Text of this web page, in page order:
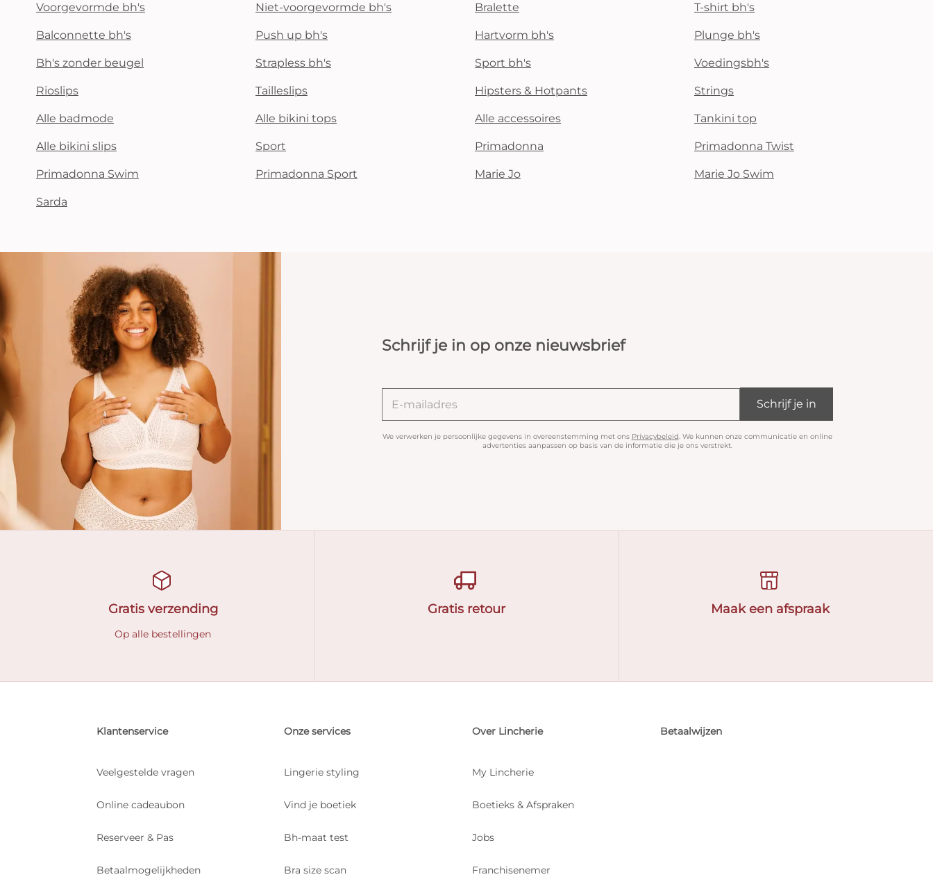
Voorgevormde bh's Niet-voorgevormde bh's Bralette T-shirt bh's
Balconnette bh's Push up bh's Hartvorm bh's Plunge bh's
Bh's zonder beugel Strapless bh's Sport bh's Voedingsbh's
Rioslips Tailleslips Hipsters & Hotpants Strings
Alle badmode Alle bikini tops Alle accessoires Tankini top
Alle bikini slips Sport Primadonna Primadonna Twist
Primadonna Swim Primadonna Sport Marie Jo Marie Jo Swim
Sarda
Schrijf je in op onze nieuwsbrief
We verwerken je persoonlijke gegevens in overeenstemming met ons Privacybeleid. We kunnen onze communicatie en online
advertenties aanpassen op basis van de informatie die je ons verstrekt.
Schrijf je in
Gratis verzending
Op alle bestellingen
Gratis retour Maak een afspraak
Klantenservice
Veelgestelde vragen
Online cadeaubon
Reserveer & Pas
Betaalmogelijkheden
Onze services
Lingerie styling
Vind je boetiek
Bh-maat test
Bra size scan
Over Lincherie
My Lincherie
Boetieks & Afspraken
Jobs
Franchisenemer
Betaalwijzen